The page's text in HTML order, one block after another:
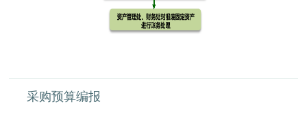
采购预算编报